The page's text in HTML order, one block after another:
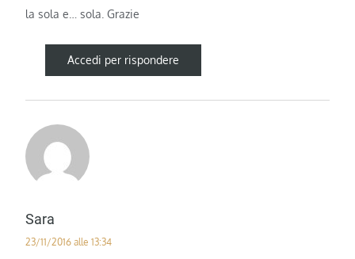
la sola e… sola. Grazie
Accedi per rispondere
Sara
23/11/2016 alle 13:34